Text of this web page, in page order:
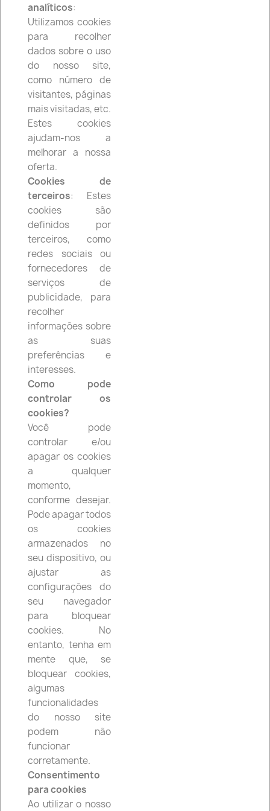
search
TRAVAGEM
Disco de Travão
Pastilhas de Travão
TRAVAGEM
Subcategorias
DISCO DE TRAVÃO
PASTILHAS DE TRAVÃO
Nenhum produto disponível de momento
Fique atento! Mais produtos serão mostrados
aqui à medida que forem sendo adicionados.
search
FacebookInstagram
analíticos:
Utilizamos cookies
para recolher
dados sobre o uso
do nosso site,
como número de
visitantes, páginas
mais visitadas, etc.
Estes cookies
ajudam-nos a
melhorar a nossa
oferta.
Cookies de
terceiros: Estes
cookies são
definidos por
terceiros, como
redes sociais ou
fornecedores de
serviços de
publicidade, para
recolher
informações sobre
as suas
preferências e
interesses.
Como pode
controlar os
cookies?
Você pode
controlar e/ou
apagar os cookies
a qualquer
momento,
conforme desejar.
Pode apagar todos
os cookies
armazenados no
seu dispositivo, ou
ajustar as
configurações do
seu navegador
para bloquear
cookies. No
entanto, tenha em
mente que, se
bloquear cookies,
algumas
funcionalidades
do nosso site
podem não
funcionar
corretamente.
Consentimento
para cookies
Ao utilizar o nosso